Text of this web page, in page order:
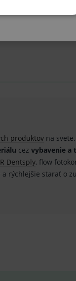
produktov na
cez vybavenie a
Dentsply, flow
rýchlejšie starať o
relací uživatelů
zapamatování